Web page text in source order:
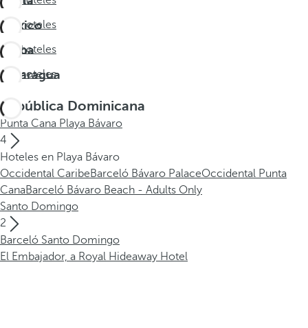
Rica
México
Ver hoteles
Aruba
Ver hoteles
Nicaragua
Ver hoteles
República Dominicana
Punta Cana Playa Bávaro
4
Hoteles en Playa Bávaro
Occidental CaribeBarceló Bávaro PalaceOccidental Punta
CanaBarceló Bávaro Beach - Adults Only
Santo Domingo
2
Barceló Santo Domingo
El Embajador, a Royal Hideaway Hotel